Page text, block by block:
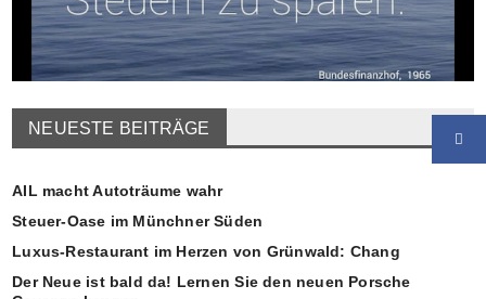
NEUESTE BEITRÄGE
AIL macht Autoträume wahr
Steuer-Oase im Münchner Süden
Luxus-Restaurant im Herzen von Grünwald: Chang
Der Neue ist bald da! Lernen Sie den neuen Porsche